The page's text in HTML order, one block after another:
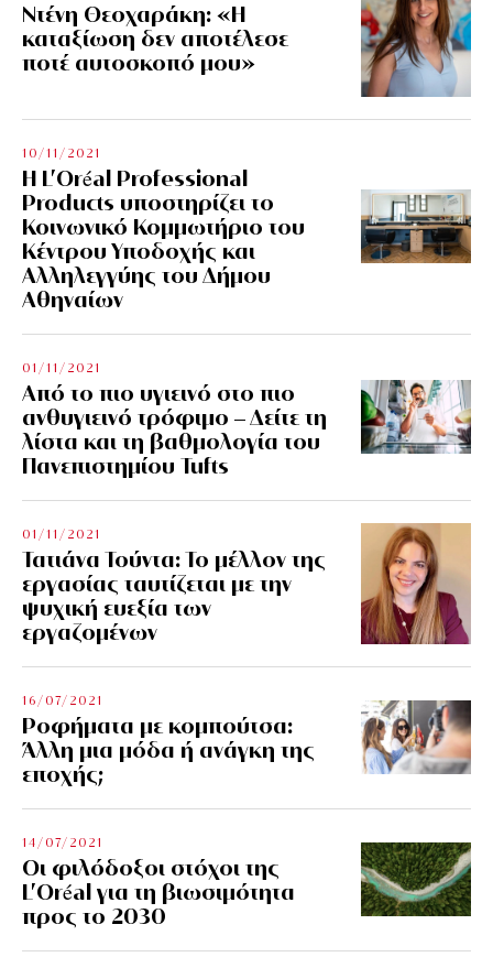
Ντένη Θεοχαράκη: «Η
καταξίωση δεν αποτέλεσε
ποτέ αυτοσκοπό μου»
10/11/2021
Η L’Οréal Professional
Products υποστηρίζει το
Κοινωνικό Κομμωτήριο του
Κέντρου Υποδοχής και
Αλληλεγγύης του Δήμου
Αθηναίων
01/11/2021
Από το πιο υγιεινό στο πιο
ανθυγιεινό τρόφιμο – Δείτε τη
λίστα και τη βαθμολογία του
Πανεπιστημίου Tufts
01/11/2021
Τατιάνα Τούντα: Το μέλλον της
εργασίας ταυτίζεται με την
ψυχική ευεξία των
εργαζομένων
16/07/2021
Ροφήματα με κομπούτσα:
Άλλη μια μόδα ή ανάγκη της
εποχής;
14/07/2021
Οι φιλόδοξοι στόχοι της
L’Oréal για τη βιωσιμότητα
προς το 2030